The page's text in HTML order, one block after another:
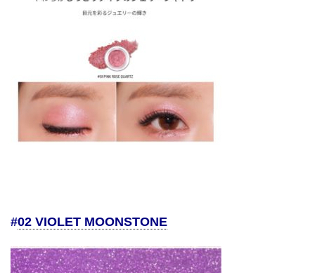
#02 VIOLET MOONSTONE